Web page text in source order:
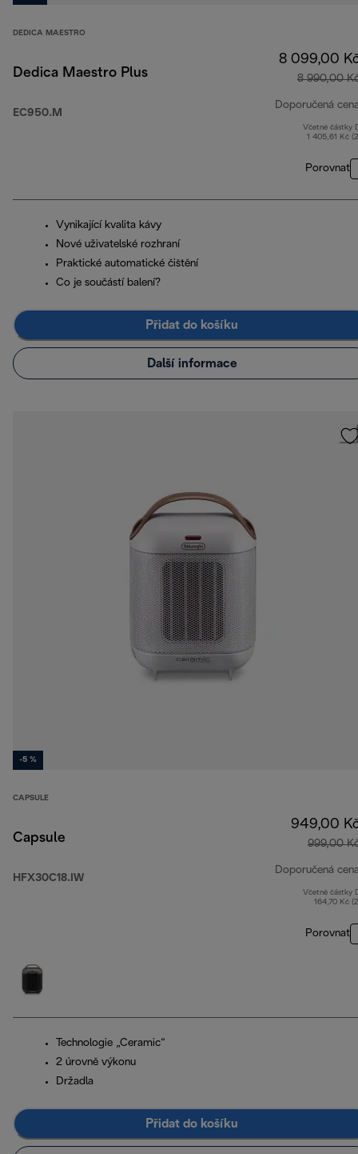
DEDICA MAESTRO
Dedica Maestro Plus
EC950.M
8 099,00
8 990,00
Doporučená
Včetně částky
1 405,61 Kč
Porovnat
Vynikající kvalita kávy
Nové uživatelské rozhraní
Praktické automatické čištění
Co je součástí balení?
Přidat do košíku
Další informace
-5 %
CAPSULE
Capsule
HFX30C18.IW
949,00
999,00
Doporučená
Včetně částky
164,70 Kč
Porovnat
Technologie „Ceramic“
2 úrovně výkonu
Držadla
Přidat do košíku